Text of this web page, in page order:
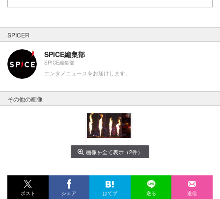
SPICER
SPICE編集部
SPICE編集部
エンタメニュースをお届けします。
その他の画像
画像を全て表示（2件）
ポスト シェア はてブ 送る 送信